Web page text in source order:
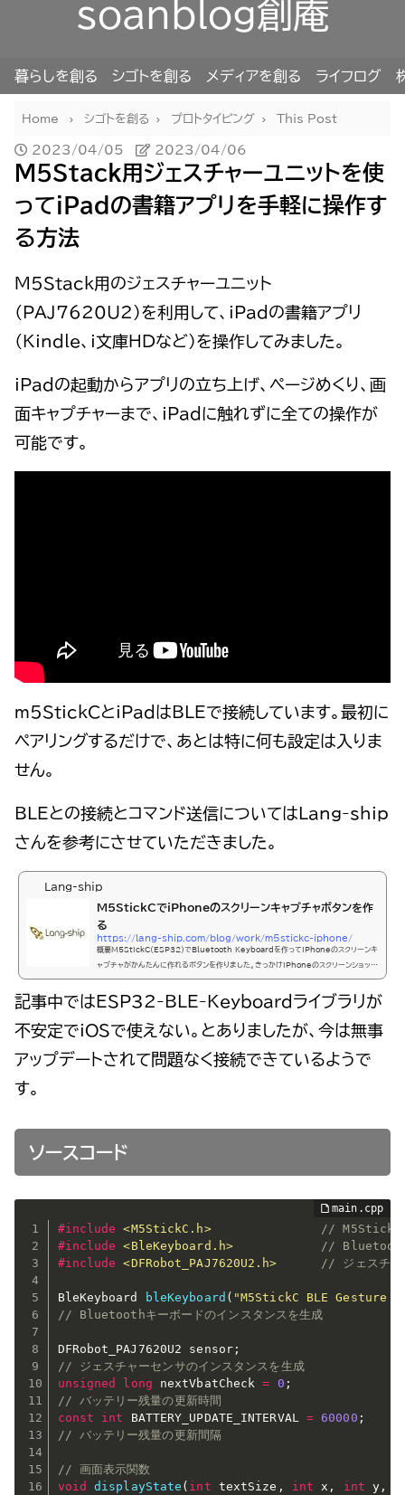
soanblog創庵
暮らしを創る シゴトを創る メディアを創る ライフログ
Home シゴトを創る プロトタイピング This Post
2023/04/05 2023/04/06
M5Stack用ジェスチャーユニットを使
ってiPadの書籍アプリを手軽に操作す
る方法
M5Stack用のジェスチャーユニット
（PAJ7620U2）を利用して、iPadの書籍アプリ
（Kindle、i文庫HDなど）を操作してみました。
iPadの起動からアプリの立ち上げ、ページめくり、画
面キャプチャーまで、iPadに触れずに全ての操作が
可能です。
m5StickCとiPadはBLEで接続しています。最初に
ペアリングするだけで、あとは特に何も設定は入りま
せん。
BLEとの接続とコマンド送信についてはLang-ship
さんを参考にさせていただきました。
Lang-ship
M5StickCでiPhoneのスクリーンキャプチャボタンを作
る
https://lang-ship.com/blog/work/m5stickc-iphone/
概要M5StickC(ESP32)でBluetooth Keyboardを作ってiPhoneのスクリーンキ
ャプチャがかんたんに作れるボタンを作りました。きっかけiPhoneのスクリーンショット
はBluetoothキーボードで手軽にネ♪(スタ
記事中ではESP32-BLE-Keyboardライブラリが
不安定でiOSで使えない。とありましたが、今は無事
アップデートされて問題なく接続できているようで
す。
ソースコード
#include <M5StickC.h>
// M5StickC
#include <BleKeyboard.h>
// Bluetooth
#include <DFRobot_PAJ7620U2.h> // ジェスチャ
BleKeyboard bleKeyboard ( "M5StickC BLE
// Bluetoothキーボードのインスタンスを生成
DFRobot_PAJ7620U2 sensor;
// ジェスチャーセンサのインスタンスを生成
unsigned
long nextVbatCheck = 0 ;
// バッテリー残量の更新時間
const
int BATTERY_UPDATE_INTERVAL = 60000 ;
// バッテリー残量の更新間隔
// 画面表示関数
void
displayState ( int textSize , int x , int y ,